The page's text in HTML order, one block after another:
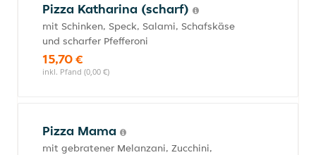
Pizza Katharina (scharf)
mit Schinken, Speck, Salami, Schafskäse
und scharfer Pfefferoni
15,70 €
inkl. Pfand (0,00 €)
Pizza Mama
mit gebratener Melanzani, Zucchini,